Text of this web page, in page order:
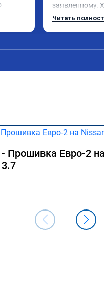
заявленному.
уважением
Читать
- Прошивка Евро-2